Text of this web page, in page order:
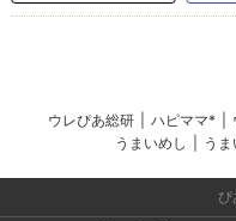
ウレぴあ総研 ハピママ*
うまいめし
う
ぴ